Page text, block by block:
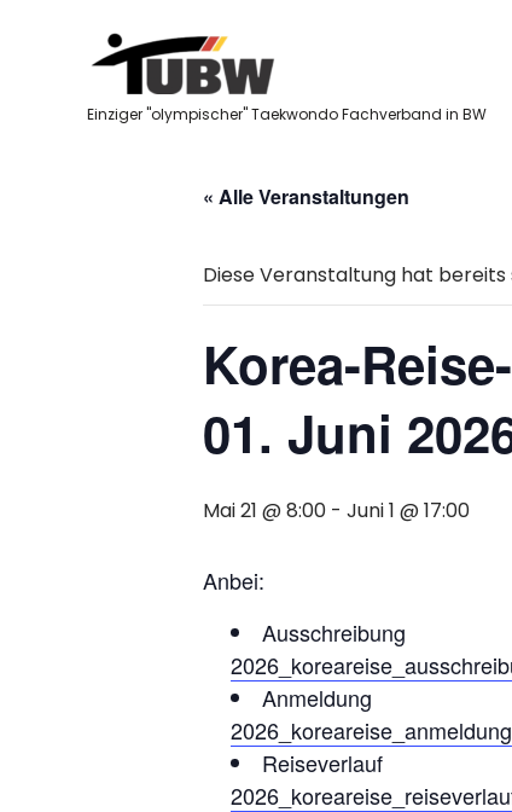
Einziger "olympischer" Taekwondo Fachverband in BW
« Alle Veranstaltungen
Diese Veranstaltung hat
Korea-
01. Juni
Mai 21 @ 8:00 - Juni 1 @ 17:00
Anbei:
Ausschreibung
Anmeldung
2026_koreareise_anmeldung
Reiseverlauf